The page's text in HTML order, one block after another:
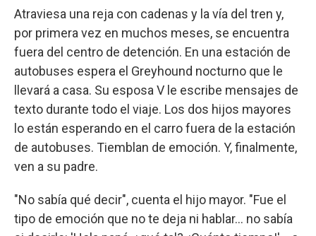
Atraviesa una reja con cadenas y la vía del tren y,
por primera vez en muchos meses, se encuentra
fuera del centro de detención. En una estación de
autobuses espera el Greyhound nocturno que le
llevará a casa. Su esposa V le escribe mensajes de
texto durante todo el viaje. Los dos hijos mayores
lo están esperando en el carro fuera de la estación
de autobuses. Tiemblan de emoción. Y, finalmente,
ven a su padre.
"No sabía qué decir", cuenta el hijo mayor. "Fue el
tipo de emoción que no te deja ni hablar... no sabía